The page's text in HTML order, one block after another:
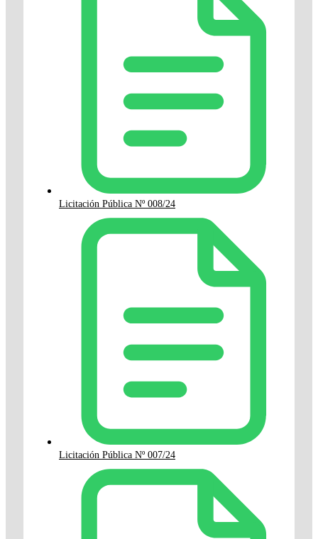
Licitación Pública Nº 008/24
Licitación Pública Nº 007/24